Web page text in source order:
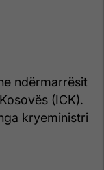
ndërmarrësit
(ICK).
kryeministri